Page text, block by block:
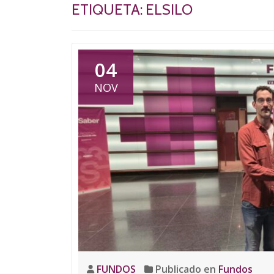
ETIQUETA: ELSILO
04
NOV
FUNDOS Publicado en Fundos